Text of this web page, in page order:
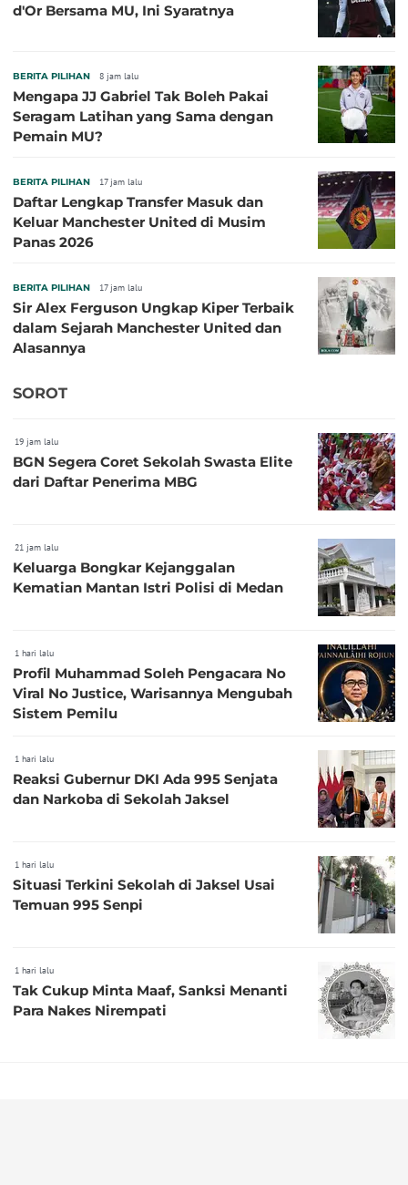
d'Or Bersama MU, Ini Syaratnya
BERITA PILIHAN 8 jam lalu
Mengapa JJ Gabriel Tak Boleh Pakai
Seragam Latihan yang Sama dengan
Pemain MU?
BERITA PILIHAN 17 jam lalu
Daftar Lengkap Transfer Masuk dan
Keluar Manchester United di Musim
Panas 2026
BERITA PILIHAN 17 jam lalu
Sir Alex Ferguson Ungkap Kiper Terbaik
dalam Sejarah Manchester United dan
Alasannya
SOROT
19 jam lalu
BGN Segera Coret Sekolah Swasta Elite
dari Daftar Penerima MBG
21 jam lalu
Keluarga Bongkar Kejanggalan
Kematian Mantan Istri Polisi di Medan
1 hari lalu
Profil Muhammad Soleh Pengacara No
Viral No Justice, Warisannya Mengubah
Sistem Pemilu
1 hari lalu
Reaksi Gubernur DKI Ada 995 Senjata
dan Narkoba di Sekolah Jaksel
1 hari lalu
Situasi Terkini Sekolah di Jaksel Usai
Temuan 995 Senpi
1 hari lalu
Tak Cukup Minta Maaf, Sanksi Menanti
Para Nakes Nirempati